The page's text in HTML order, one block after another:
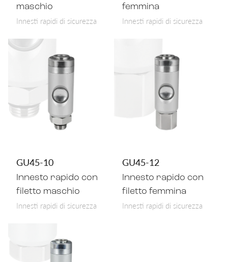
maschio
Innesti rapidi di sicurezza
femmina
Innesti rapidi di sicurezza
GU45-10
Innesto rapido con
filetto maschio
Innesti rapidi di sicurezza
GU45-12
Innesto rapido con
filetto femmina
Innesti rapidi di sicurezza